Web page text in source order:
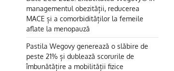
managementul obezității, reducerea
MACE și a comorbidităților la femeile
aflate la menopauză
Pastila Wegovy generează o slăbire de
peste 21% și dublează scorurile de
îmbunătățire a mobilității fizice